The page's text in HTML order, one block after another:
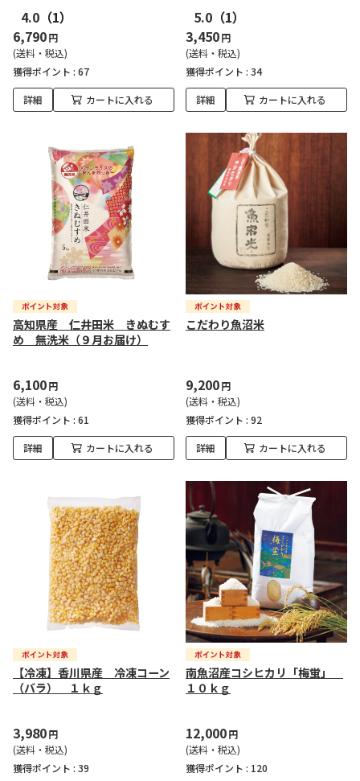
4.0 （1）
6,790円
(送料・税込)
獲得ポイント : 67
詳細 カートに入れる
5.0 （1）
3,450円
(送料・税込)
獲得ポイント : 34
詳細 カートに入れる
高知県産 仁井田米 きぬむす
め 無洗米（９月お届け）
6,100円
(送料・税込)
獲得ポイント : 61
詳細 カートに入れる
こだわり魚沼米
9,200円
(送料・税込)
獲得ポイント : 92
詳細 カートに入れる
【冷凍】香川県産 冷凍コーン
（バラ） １ｋｇ
3,980円
(送料・税込)
獲得ポイント : 39
南魚沼産コシヒカリ「梅蛍」
１０ｋｇ
12,000円
(送料・税込)
獲得ポイント : 120